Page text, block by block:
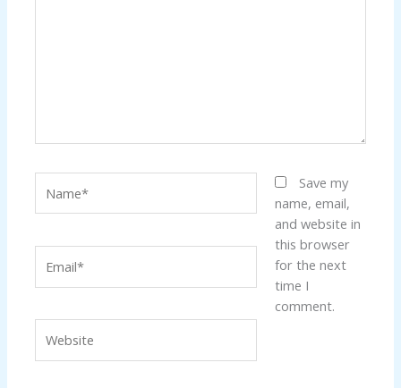
Save my
name, email,
and website in
this browser
for the next
time I
comment.